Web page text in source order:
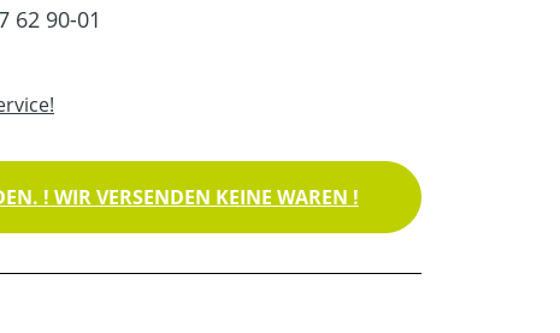
62 90-01
! WIR VERSENDEN KEINE WAREN !